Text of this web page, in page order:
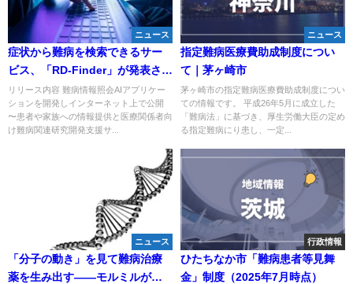
ニュース
症状から難病を検索できるサー
ビス、「RD-Finder」が発表され
ました。
リリース内容 難病情報照会AIアプリケー
ションを開発しインターネット上で公開
〜患者や家族への情報提供と医療関係者向
け難病関連研究開発支援サ...
ニュース
指定難病医療費助成制度につい
て｜茅ヶ崎市
茅ヶ崎市の指定難病医療費助成制度につい
ての情報です。 平成26年5月に成立した
「難病法」に基づき、厚生労働大臣の定め
る指定難病にり患し、一定...
ニュース
「分子の動き」を見て難病治療
薬を生み出す——モルミルが
行政情報
ひたちなか市「難病患者等見舞
金」制度（2025年7月時点）